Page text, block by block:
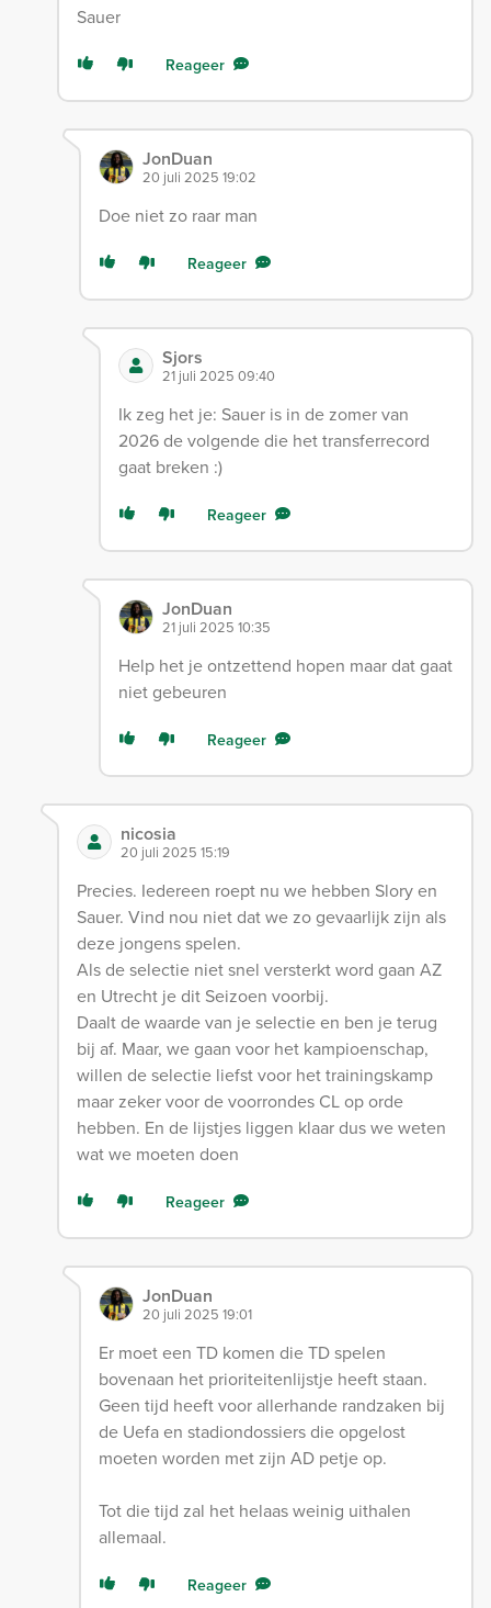
Sauer
Reageer
JonDuan
20 juli 2025 19:02
Doe niet zo raar man
Reageer
Sjors
21 juli 2025 09:40
Ik zeg het je: Sauer is in de zomer van
2026 de volgende die het transferrecord
gaat breken :)
Reageer
JonDuan
21 juli 2025 10:35
Help het je ontzettend hopen maar dat gaat
niet gebeuren
Reageer
nicosia
20 juli 2025 15:19
Precies. Iedereen roept nu we hebben Slory en
Sauer. Vind nou niet dat we zo gevaarlijk zijn als
deze jongens spelen.
Als de selectie niet snel versterkt word gaan AZ
en Utrecht je dit Seizoen voorbij.
Daalt de waarde van je selectie en ben je terug
bij af. Maar, we gaan voor het kampioenschap,
willen de selectie liefst voor het trainingskamp
maar zeker voor de voorrondes CL op orde
hebben. En de lijstjes liggen klaar dus we weten
wat we moeten doen
Reageer
JonDuan
20 juli 2025 19:01
Er moet een TD komen die TD spelen
bovenaan het prioriteitenlijstje heeft staan.
Geen tijd heeft voor allerhande randzaken bij
de Uefa en stadiondossiers die opgelost
moeten worden met zijn AD petje op.
Tot die tijd zal het helaas weinig uithalen
allemaal.
Reageer